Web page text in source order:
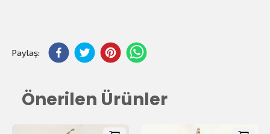
Paylaş:
Önerilen Ürünler
Toplam Tutar: